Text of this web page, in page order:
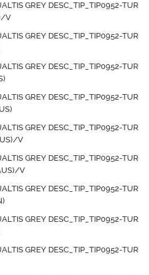
GREY DESC_TIP_TIP0952-TUR
V
GREY DESC_TIP_TIP0952-TUR
GREY DESC_TIP_TIP0952-TUR
GREY DESC_TIP_TIP0952-TUR
GREY DESC_TIP_TIP0952-TUR
V
GREY DESC_TIP_TIP0952-TUR
V
GREY DESC_TIP_TIP0952-TUR
GREY DESC_TIP_TIP0952-TUR
GREY DESC_TIP_TIP0952-TUR